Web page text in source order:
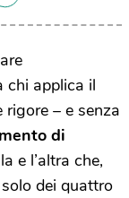
chi applica il
– e senza
di
e l’altra che,
dei quattro